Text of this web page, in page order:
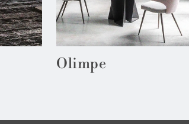
Olimpe